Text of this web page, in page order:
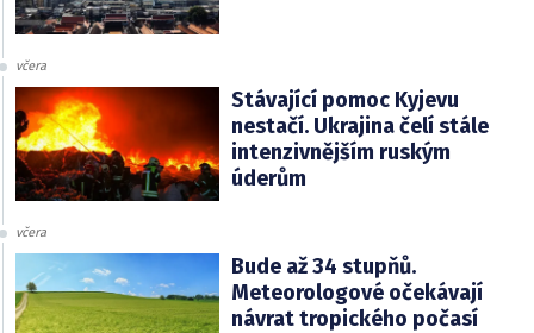
včera
Stávající pomoc Kyjevu
nestačí. Ukrajina čelí stále
intenzivnějším ruským
úderům
včera
Bude až 34 stupňů.
Meteorologové očekávají
návrat tropického počasí